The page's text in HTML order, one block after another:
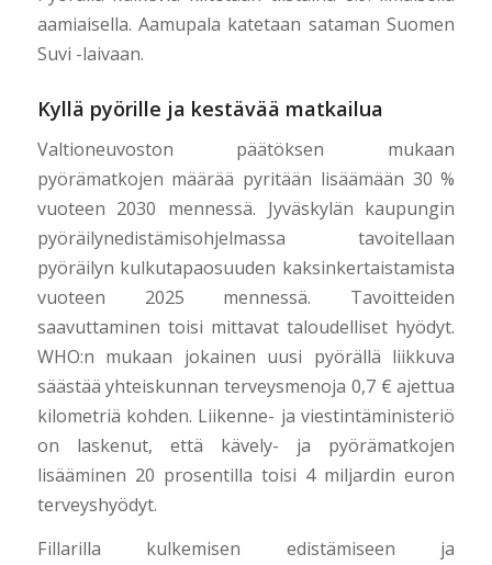
aamiaisella. Aamupala katetaan sataman Suomen
Suvi -laivaan.
Kyllä pyörille ja kestävää matkailua
Valtioneuvoston päätöksen mukaan
pyörämatkojen määrää pyritään lisäämään 30 %
vuoteen 2030 mennessä. Jyväskylän kaupungin
pyöräilynedistämisohjelmassa tavoitellaan
pyöräilyn kulkutapaosuuden kaksinkertaistamista
vuoteen 2025 mennessä. Tavoitteiden
saavuttaminen toisi mittavat taloudelliset hyödyt.
WHO:n mukaan jokainen uusi pyörällä liikkuva
säästää yhteiskunnan terveysmenoja 0,7 € ajettua
kilometriä kohden. Liikenne- ja viestintäministeriö
on laskenut, että kävely- ja pyörämatkojen
lisääminen 20 prosentilla toisi 4 miljardin euron
terveyshyödyt.
Fillarilla kulkemisen edistämiseen ja